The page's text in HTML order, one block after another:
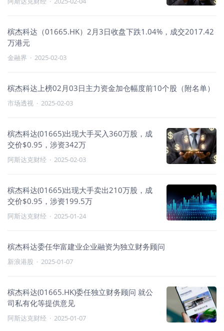
槟杰科达（01665.HK）2月3日收盘下跌1.04%，成交2017.42
万港元
金融界 · 2025-02-03
槟杰科达上榜02月03日主力资金加仓幅度前10个股（附名单）
市场透视 · 2025-02-03
槟杰科达(01665)出现大手买入360万股，成
交价$0.95，涉资342万
阿斯达克财经 · 2025-02-03
槟杰科达(01665)出现大手卖出210万股，成
交价$0.95，涉资199.5万
阿斯达克财经 · 2025-01-24
槟杰科达委任华富建业企业融资为独立财务顾问
新浪港股 · 2025-01-07
槟杰科达(01665.HK)委任独立财务顾问 就公
司私有化等提供意见
阿斯达克财经 · 2025-01-07